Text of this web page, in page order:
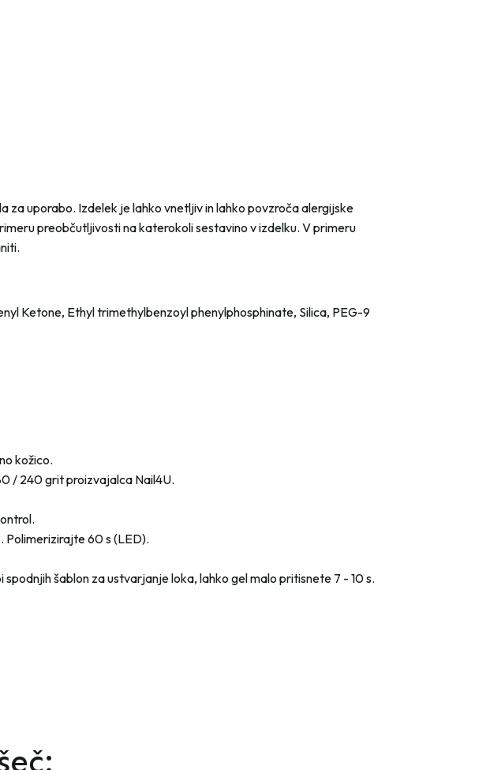
za uporabo. Izdelek je lahko vnetljiv in lahko povzroča alergijske
preobčutljivosti na katerokoli sestavino v izdelku. V primeru
Ketone, Ethyl trimethylbenzoyl phenylphosphinate, Silica, PEG-9
kožico.
/ 240 grit proizvajalca Nail4U.
Polimerizirajte 60 s (LED).
šablon za ustvarjanje loka, lahko gel malo pritisnete 7 - 10 s.